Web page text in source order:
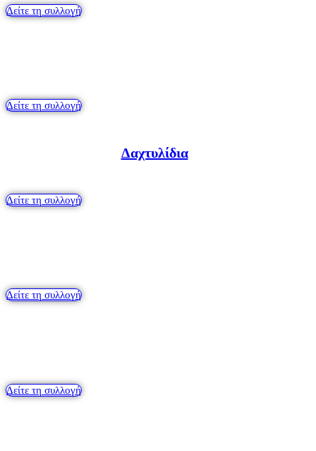
Δείτε τη συλλογή
Δείτε τη συλλογή
Δαχτυλίδια
Δείτε τη συλλογή
Δείτε τη συλλογή
Δείτε τη συλλογή